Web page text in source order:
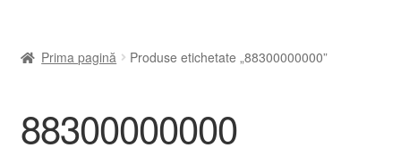
A lua legatura
Contul meu
Prima pagină Produse etichetate „88300000000”
88300000000